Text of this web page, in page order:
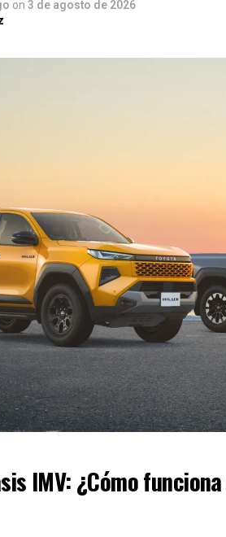
on 3 de agosto de 2026
IMV: ¿Cómo